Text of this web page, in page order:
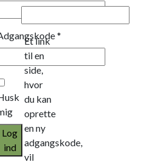
*
Log
ind
Et link
til en
side,
hvor
du kan
oprette
en ny
adgangskode,
vil